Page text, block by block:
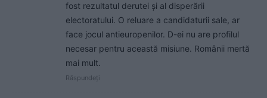
fost rezultatul derutei și al disperării
electoratului. O reluare a candidaturii sale, ar
face jocul antieuropenilor. D-ei nu are profilul
necesar pentru această misiune. Românii mertă
mai mult.
Răspundeți